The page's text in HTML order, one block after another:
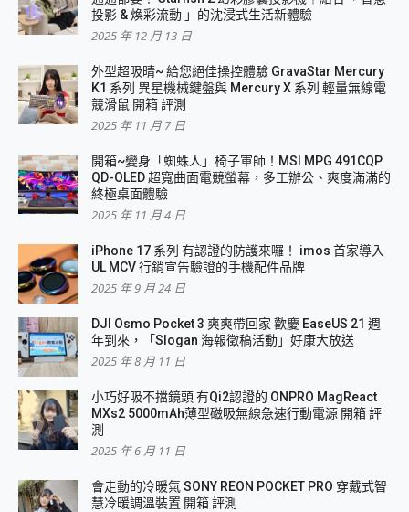
投影 & 煥彩流動 」的沈浸式生活新體驗
2025 年 12 月 13 日
外型超吸晴~ 給您絕佳操控體驗 GravaStar Mercury
K1 系列 異星機械鍵盤與 Mercury X 系列 輕量無線電
競滑鼠 開箱 評測
2025 年 11 月 7 日
開箱~變身「蜘蛛人」椅子軍師！MSI MPG 491CQP
QD-OLED 超寬曲面電競螢幕，多工辦公、爽度滿滿的
終極桌面體驗
2025 年 11 月 4 日
iPhone 17 系列 有認證的防護來囉！ imos 首家導入
UL MCV 行銷宣告驗證的手機配件品牌
2025 年 9 月 24 日
DJI Osmo Pocket 3 爽爽帶回家 歡慶 EaseUS 21 週
年到來，「Slogan 海報徵稿活動」好康大放送
2025 年 8 月 11 日
小巧好吸不擋鏡頭 有Qi2認證的 ONPRO MagReact
MXs2 5000mAh薄型磁吸無線急速行動電源 開箱 評
測
2025 年 6 月 11 日
會走動的冷暖氣 SONY REON POCKET PRO 穿戴式智
慧冷暖調溫裝置 開箱 評測